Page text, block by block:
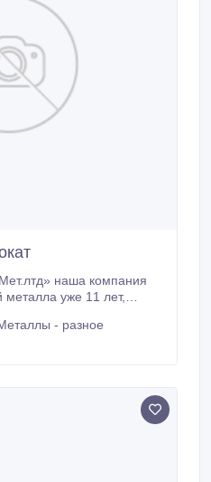
наша компания
металла уже 11 лет,
возможность поставки в
металлопроката
- разное